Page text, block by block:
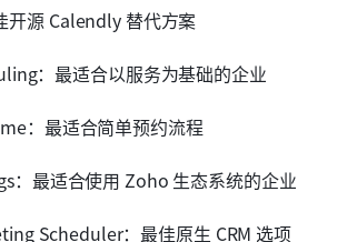
开源 Calendly 替代方案
：最适合以服务为基础的企业
：最适合简单预约流程
：最适合使用 Zoho 生态系统的企业
Scheduler：最佳原生 CRM 选项